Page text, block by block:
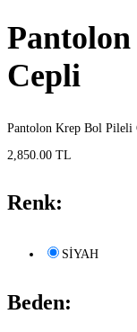
Cepli
Pantolon Krep Bol Pileli
2,850.00 TL
Renk:
SİYAH
Beden: